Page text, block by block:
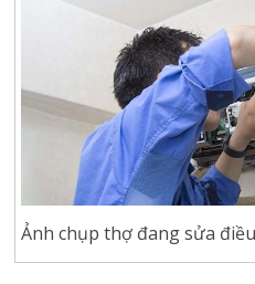
Ảnh chụp thợ đang sửa